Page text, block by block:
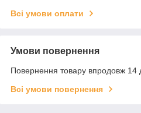
Всі умови оплати
Умови повернення
Повернення товару впродовж 14
Всі умови повернення